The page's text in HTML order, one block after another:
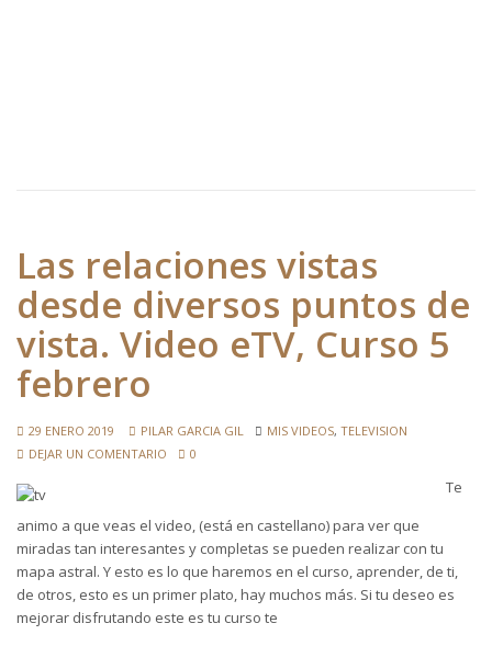
Las relaciones vistas
desde diversos puntos de
vista. Video eTV, Curso 5
febrero
29 ENERO 2019 PILAR GARCIA GIL MIS VIDEOS, TELEVISION
DEJAR UN COMENTARIO
0
Te
animo a que veas el video, (está en castellano) para ver que
miradas tan interesantes y completas se pueden realizar con tu
mapa astral. Y esto es lo que haremos en el curso, aprender, de ti,
de otros, esto es un primer plato, hay muchos más. Si tu deseo es
mejorar disfrutando este es tu curso te